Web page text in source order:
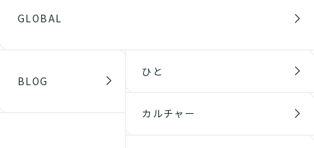
GLOBAL
BLOG
ひと
カルチャー